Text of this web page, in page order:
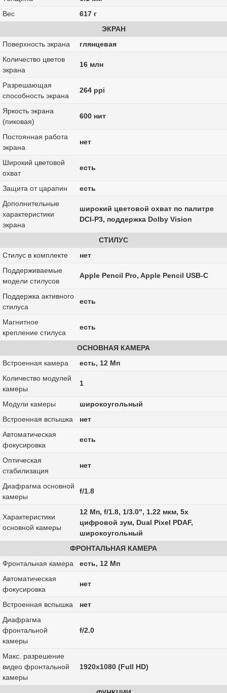
Вес
617 г
ЭКРАН
Поверхность экрана
глянцевая
Количество цветов
экрана
16 млн
Разрешающая
способность экрана
264 ppi
Яркость экрана
(пиковая)
600 нит
Постоянная работа
экрана
нет
Широкий цветовой
охват
есть
Защита от царапин
есть
Дополнительные
характеристики
экрана
широкий цветовой охват по палитре
DCI-P3, поддержка Dolby Vision
СТИЛУС
Стилус в комплекте
нет
Поддерживаемые
модели стилусов
Apple Pencil Pro, Apple Pencil USB-C
Поддержка активного
стилуса
есть
Магнитное
крепление стилуса
есть
ОСНОВНАЯ КАМЕРА
Встроенная камера
есть, 12 Мп
Количество модулей
камеры
1
Модули камеры
широкоугольный
Встроенная вспышка
нет
Автоматическая
фокусировка
есть
Оптическая
стабилизация
нет
Диафрагма основной
камеры
f/1.8
Характеристики
основной камеры
12 Мп, f/1.8, 1/3.0", 1.22 мкм, 5x
цифровой зум, Dual Pixel PDAF,
широкоугольный
ФРОНТАЛЬНАЯ КАМЕРА
Фронтальная камера
есть, 12 Мп
Автоматическая
фокусировка
нет
Встроенная вспышка
нет
Диафрагма
фронтальной
камеры
f/2.0
Макс. разрешение
видео фронтальной
камеры
1920x1080 (Full HD)